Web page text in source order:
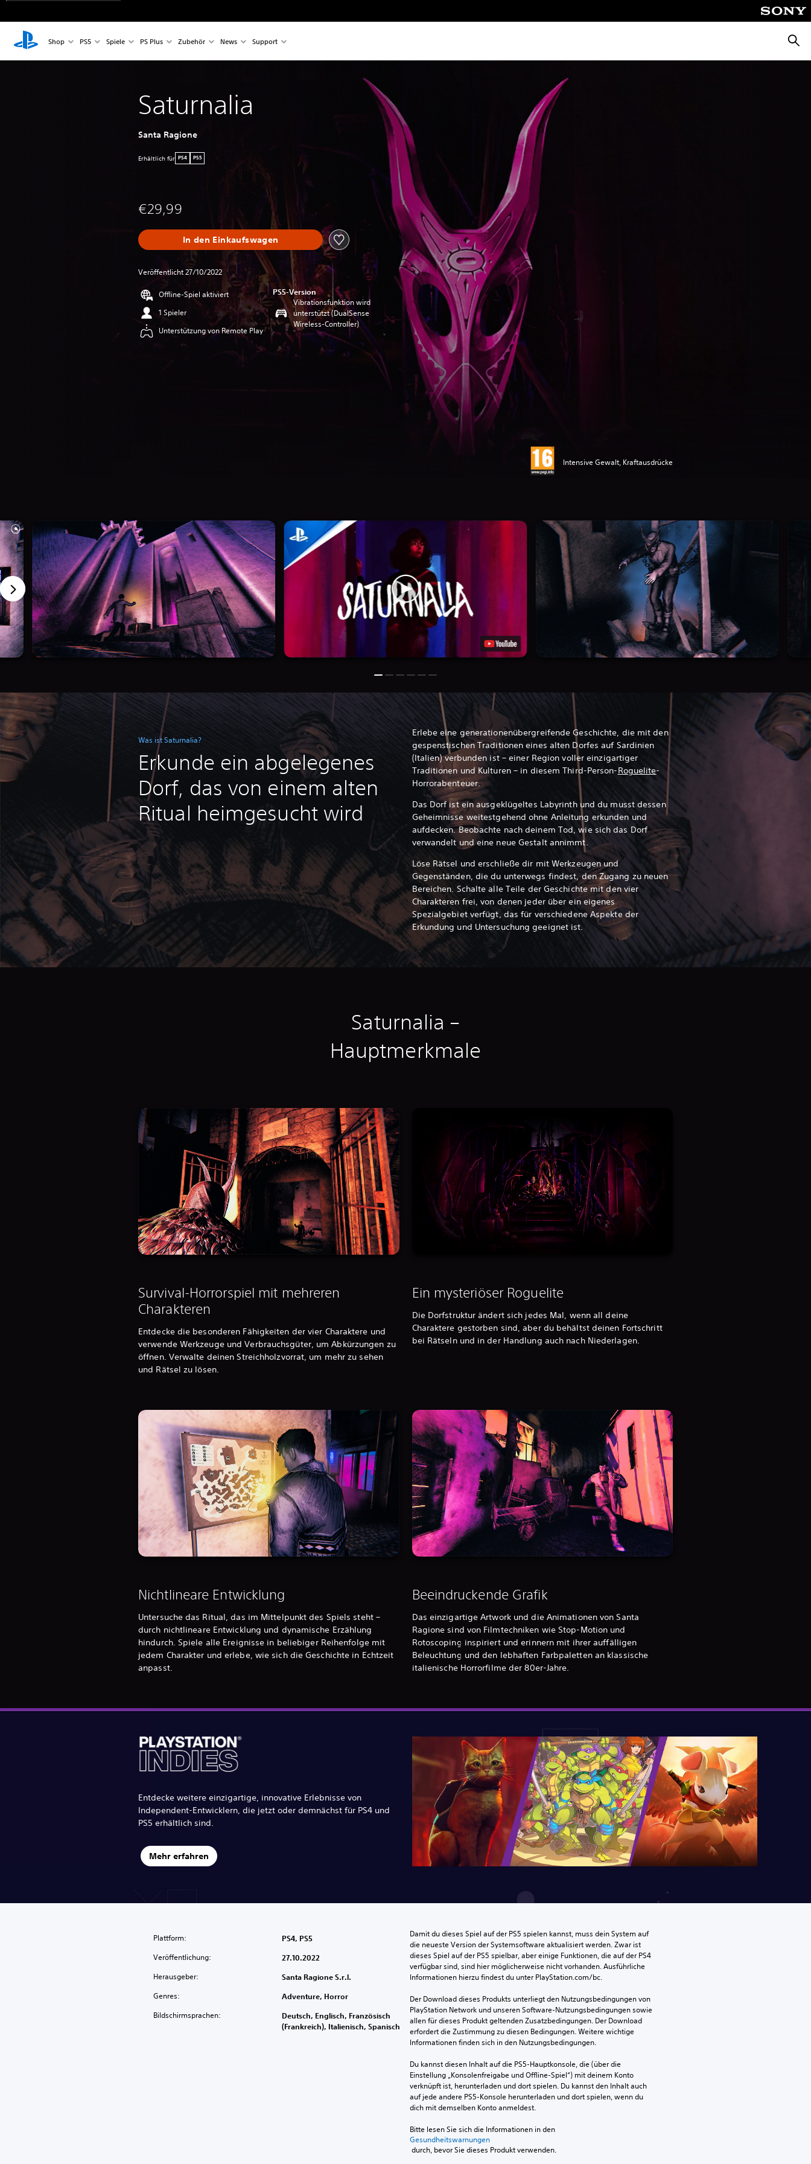
Shop PS5 Spiele PS Plus Zubehör News Support
Saturnalia
Santa Ragione
Erhältlich für PS4 PS5
€29,99
In den Einkaufswagen
Veröffentlicht 27/10/2022
Offline-Spiel aktiviert
1 Spieler
Unterstützung von Remote Play
PS5-Version
Vibrationsfunktion wird
unterstützt (DualSense
Wireless-Controller)
Intensive Gewalt, Kraftausdrücke
Was ist Saturnalia?
Erkunde ein abgelegenes
Dorf, das von einem alten
Ritual heimgesucht wird
Erlebe eine generationenübergreifende Geschichte, die mit den
gespenstischen Traditionen eines alten Dorfes auf Sardinien
(Italien) verbunden ist – einer Region voller einzigartiger
Traditionen und Kulturen – in diesem Third-Person-Roguelite-
Horrorabenteuer.
Das Dorf ist ein ausgeklügeltes Labyrinth und du musst dessen
Geheimnisse weitestgehend ohne Anleitung erkunden und
aufdecken.Beobachte nach deinem Tod, wie sich das Dorf
verwandelt und eine neue Gestalt annimmt.
Löse Rätsel und erschließe dir mit Werkzeugen und
Gegenständen, die du unterwegs findest, den Zugang zu neuen
Bereichen. Schalte alle Teile der Geschichte mit den vier
Charakteren frei, von denen jeder über ein eigenes
Spezialgebiet verfügt, das für verschiedene Aspekte der
Erkundung und Untersuchung geeignet ist.
Saturnalia –
Hauptmerkmale
Survival-Horrorspiel mit mehreren
Charakteren
Entdecke die besonderen Fähigkeiten der vier Charaktere und
verwende Werkzeuge und Verbrauchsgüter, um Abkürzungen zu
öffnen. Verwalte deinen Streichholzvorrat, um mehr zu sehen
und Rätsel zu lösen.
Ein mysteriöser Roguelite
Die Dorfstruktur ändert sich jedes Mal, wenn all deine
Charaktere gestorben sind, aber du behältst deinen Fortschritt
bei Rätseln und in der Handlung auch nach Niederlagen.
Nichtlineare Entwicklung
Untersuche das Ritual, das im Mittelpunkt des Spiels steht –
durch nichtlineare Entwicklung und dynamische Erzählung
hindurch. Spiele alle Ereignisse in beliebiger Reihenfolge mit
jedem Charakter und erlebe, wie sich die Geschichte in Echtzeit
anpasst.
Beeindruckende Grafik
Das einzigartige Artwork und die Animationen von Santa
Ragione sind von Filmtechniken wie Stop-Motion und
Rotoscoping inspiriert und erinnern mit ihrer auffälligen
Beleuchtung und den lebhaften Farbpaletten an klassische
italienische Horrorfilme der 80er-Jahre.
Entdecke weitere einzigartige, innovative Erlebnisse von
Independent-Entwicklern, die jetzt oder demnächst für PS4 und
PS5 erhältlich sind.
Mehr erfahren
Plattform: PS4, PS5
Veröffentlichung: 27.10.2022
Herausgeber: Santa Ragione S.r.l.
Genres: Adventure, Horror
Bildschirmsprachen:
Deutsch, Englisch, Französisch
(Frankreich), Italienisch, Spanisch
Damit du dieses Spiel auf der PS5 spielen kannst, muss dein System auf
die neueste Version der Systemsoftware aktualisiert werden. Zwar ist
dieses Spiel auf der PS5 spielbar, aber einige Funktionen, die auf der PS4
verfügbar sind, sind hier möglicherweise nicht vorhanden. Ausführliche
Informationen hierzu findest du unter PlayStation.com/bc.
Der Download dieses Produkts unterliegt den Nutzungsbedingungen von
PlayStation Network und unseren Software-Nutzungsbedingungen sowie
allen für dieses Produkt geltenden Zusatzbedingungen. Der Download
erfordert die Zustimmung zu diesen Bedingungen. Weitere wichtige
Informationen finden sich in den Nutzungsbedingungen.
Du kannst diesen Inhalt auf die PS5-Hauptkonsole, die (über die
Einstellung „Konsolenfreigabe und Offline-Spiel“) mit deinem Konto
verknüpft ist, herunterladen und dort spielen. Du kannst den Inhalt auch
auf jede andere PS5-Konsole herunterladen und dort spielen, wenn du
dich mit demselben Konto anmeldest.
Bitte lesen Sie sich die Informationen in den
Gesundheitswarnungen
durch, bevor Sie dieses Produkt verwenden.